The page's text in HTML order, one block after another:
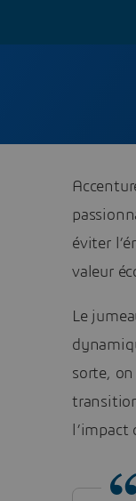
éviter
valeur
Le
sorte,